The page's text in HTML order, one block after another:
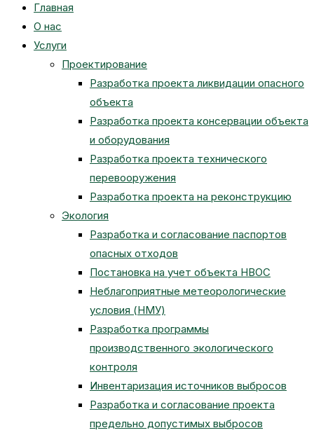
Главная
О нас
Услуги
Проектирование
Разработка проекта ликвидации опасного
объекта
Разработка проекта консервации объекта
и оборудования
Разработка проекта технического
перевооружения
Разработка проекта на реконструкцию
Экология
Разработка и согласование паспортов
опасных отходов
Постановка на учет объекта НВОС
Неблагоприятные метеорологические
условия (НМУ)
Разработка программы
производственного экологического
контроля
Инвентаризация источников выбросов
Разработка и согласование проекта
предельно допустимых выбросов